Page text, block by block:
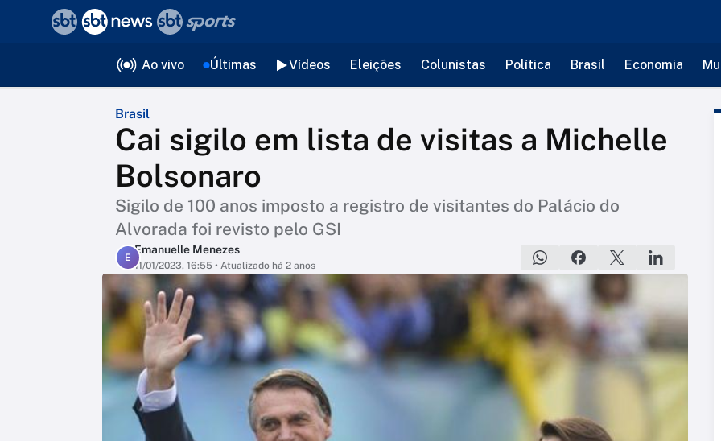
Ao vivo Últimas Vídeos Eleições Colunistas Política Brasil Economia
Brasil
Cai sigilo em lista de visitas a Michelle
Bolsonaro
Sigilo de 100 anos imposto a registro de visitantes do Palácio do
Alvorada foi revisto pelo GSI
E
Emanuelle Menezes
11/01/2023, 16:55 • Atualizado há 2 anos
voltar
Editorias